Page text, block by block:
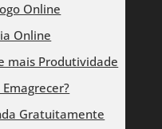
Online
Online
mais Produtividade
Gratuitamente